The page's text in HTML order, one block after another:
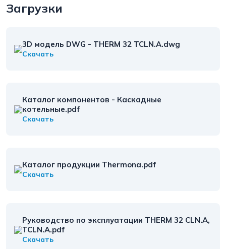
Загрузки
3D модель DWG - THERM 32 TCLN.A.dwg
Скачать
Каталог компонентов - Каскадные
котельныe.pdf
Скачать
Каталог продукции Thermona.pdf
Скачать
Руководство по эксплуатации THERM 32 CLN.A,
TCLN.A.pdf
Скачать